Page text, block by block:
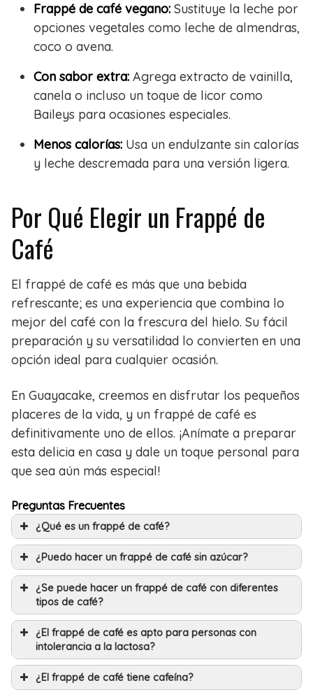
Frappé de café vegano: Sustituye la leche por
opciones vegetales como leche de almendras,
coco o avena.
Con sabor extra: Agrega extracto de vainilla,
canela o incluso un toque de licor como
Baileys para ocasiones especiales.
Menos calorías: Usa un endulzante sin calorías
y leche descremada para una versión ligera.
Por Qué Elegir un Frappé de
Café
El frappé de café es más que una bebida
refrescante; es una experiencia que combina lo
mejor del café con la frescura del hielo. Su fácil
preparación y su versatilidad lo convierten en una
opción ideal para cualquier ocasión.
En Guayacake, creemos en disfrutar los pequeños
placeres de la vida, y un frappé de café es
definitivamente uno de ellos. ¡Anímate a preparar
esta delicia en casa y dale un toque personal para
que sea aún más especial!
Preguntas Frecuentes
¿Qué es un frappé de café?
¿Puedo hacer un frappé de café sin azúcar?
¿Se puede hacer un frappé de café con diferentes
tipos de café?
¿El frappé de café es apto para personas con
intolerancia a la lactosa?
¿El frappé de café tiene cafeína?